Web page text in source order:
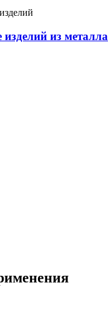
изделий из металла